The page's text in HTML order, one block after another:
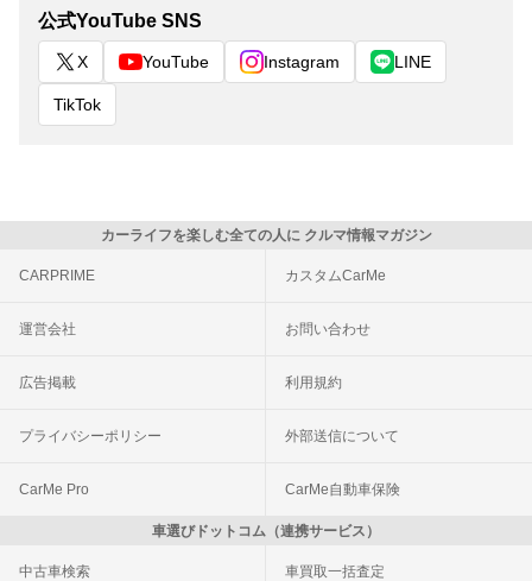
公式YouTube SNS
X YouTube Instagram LINE
TikTok
カーライフを楽しむ全ての人に クルマ情報マガジン
CARPRIME カスタムCarMe
運営会社 お問い合わせ
広告掲載 利用規約
プライバシーポリシー 外部送信について
CarMe Pro CarMe自動車保険
車選びドットコム（連携サービス）
中古車検索 車買取一括査定